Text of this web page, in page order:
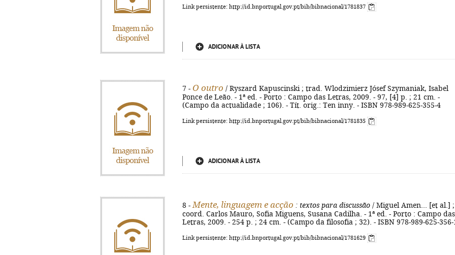
Link persistente: http://id.bnportugal.gov.pt/bib/bibnacional/1781837
ADICIONAR À LISTA
7 - O outro / Ryszard Kapuscinski ; trad. Wlodzimierz Jósef Szymaniak, Isabel
Ponce de Leão. - 1ª ed. - Porto : Campo das Letras, 2009. - 97, [4] p. ; 21 cm. -
(Campo da actualidade ; 106). - Tít. orig.: Ten inny. - ISBN 978-989-625-355-4
Link persistente: http://id.bnportugal.gov.pt/bib/bibnacional/1781835
ADICIONAR À LISTA
8 - Mente, linguagem e acção : textos para discussão / Miguel Amen... [et al.] ;
coord. Carlos Mauro, Sofia Miguens, Susana Cadilha. - 1ª ed. - Porto : Campo das
Letras, 2009. - 254 p. ; 24 cm. - (Campo da filosofia ; 32). - ISBN 978-989-625-356-
Link persistente: http://id.bnportugal.gov.pt/bib/bibnacional/1781629